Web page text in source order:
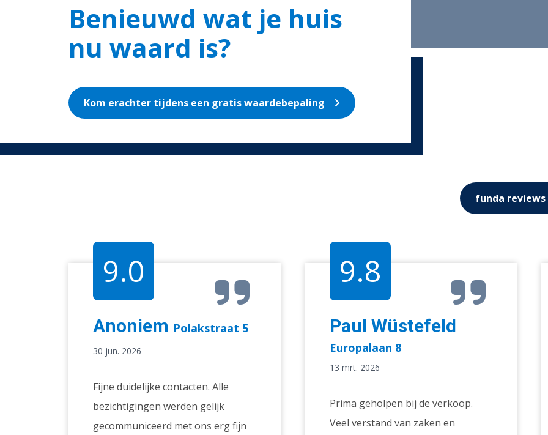
Benieuwd wat je huis
nu waard is?
Kom erachter tijdens een gratis waardebepaling
funda reviews
9.0
Anoniem Polakstraat 5
30 jun. 2026
Fijne duidelijke contacten. Alle
bezichtigingen werden gelijk
gecommuniceerd met ons erg fijn
9.8
Paul Wüstefeld
Europalaan 8
13 mrt. 2026
Prima geholpen bij de verkoop.
Veel verstand van zaken en